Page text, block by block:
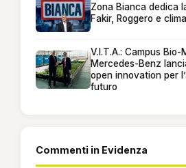
Zona Bianca dedica
Fakir, Roggero e
V.I.T.A.: Campus Bio-
Mercedes-Benz
open innovation per
futuro
Commenti in Evidenza